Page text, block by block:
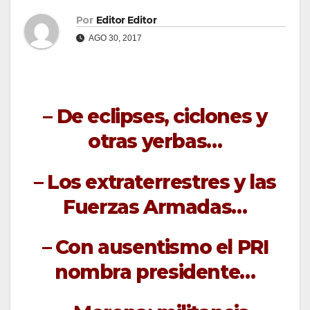
Por Editor Editor
AGO 30, 2017
– De eclipses, ciclones y
otras yerbas…
– Los extraterrestres y las
Fuerzas Armadas…
– Con ausentismo el PRI
nombra presidente…